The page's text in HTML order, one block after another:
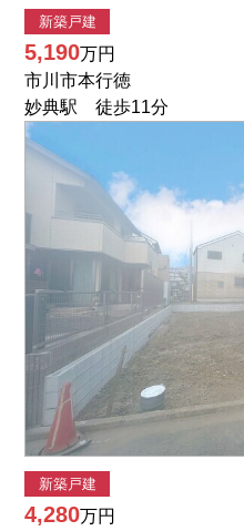
新築戸建
5,190万円
市川市本行徳
妙典駅 徒歩11分
新築戸建
4,280万円